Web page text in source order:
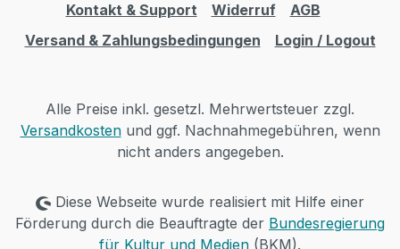
Kontakt & Support Widerruf
AGB
Versand & Zahlungsbedingungen
Login / Logout
Alle Preise inkl. gesetzl. Mehrwertsteuer zzgl.
Versandkostenund ggf. Nachnahmegebühren, wenn
nicht anders angegeben.
Diese Webseite wurde realisiert mit Hilfe einer
Förderung durch die Beauftragte der Bundesregierung
für Kultur und Medien (BKM).